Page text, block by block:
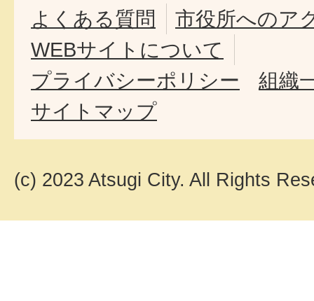
よくある質問
市役所へのア
WEBサイトについて
プライバシーポリシー
組織
サイトマップ
(c) 2023 Atsugi City. All Rights